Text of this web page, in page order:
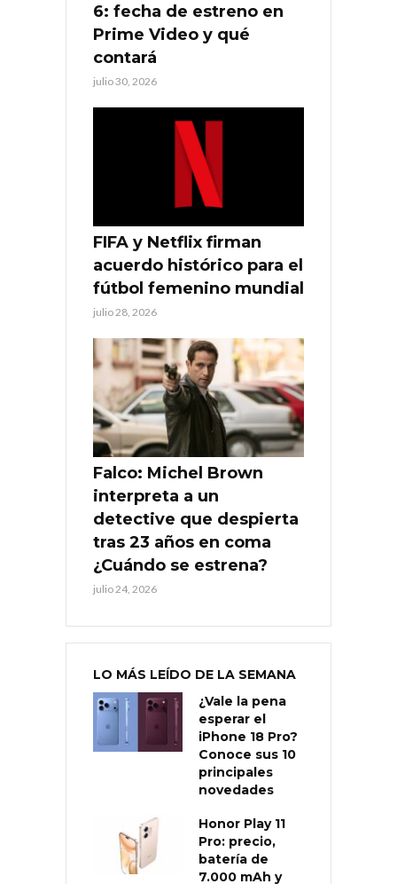
6: fecha de estreno en
Prime Video y qué
contará
julio 30, 2026
FIFA y Netflix firman
acuerdo histórico para el
fútbol femenino mundial
julio 28, 2026
Falco: Michel Brown
interpreta a un
detective que despierta
tras 23 años en coma
¿Cuándo se estrena?
julio 24, 2026
LO MÁS LEÍDO DE LA SEMANA
¿Vale la pena
esperar el
iPhone 18 Pro?
Conoce sus 10
principales
novedades
Honor Play 11
Pro: precio,
batería de
7.000 mAh y